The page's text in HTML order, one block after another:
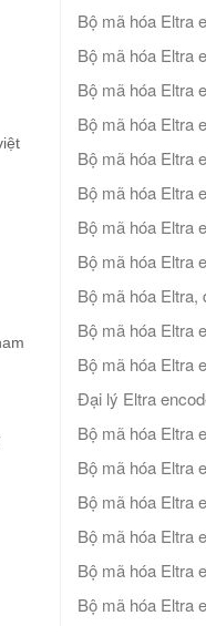
Bộ mã hóa Eltra
Bộ mã hóa Eltra
Bộ mã hóa Eltra
Bộ mã hóa Eltra
Bộ mã hóa Eltra
Bộ mã hóa Eltra
Bộ mã hóa Eltra
Bộ mã hóa Eltra
Bộ mã hóa Eltra,
Bộ mã hóa Eltra
Bộ mã hóa Eltra
Đại lý Eltra
Bộ mã hóa Eltra
Bộ mã hóa Eltra
Bộ mã hóa Eltra
Bộ mã hóa Eltra
Bộ mã hóa Eltra
Bộ mã hóa Eltra